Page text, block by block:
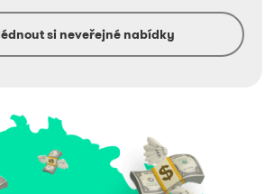
si neveřejné nabídky